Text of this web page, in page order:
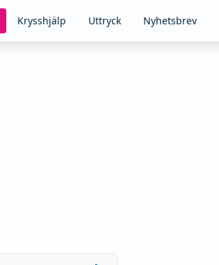
Krysshjälp Uttryck Nyhetsbrev